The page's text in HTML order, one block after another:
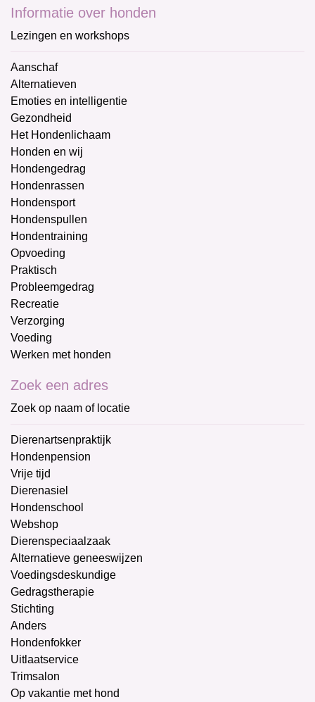
Informatie over honden
Lezingen en workshops
Aanschaf
Alternatieven
Emoties en intelligentie
Gezondheid
Het Hondenlichaam
Honden en wij
Hondengedrag
Hondenrassen
Hondensport
Hondenspullen
Hondentraining
Opvoeding
Praktisch
Probleemgedrag
Recreatie
Verzorging
Voeding
Werken met honden
Zoek een adres
Zoek op naam of locatie
Dierenartsenpraktijk
Hondenpension
Vrije tijd
Dierenasiel
Hondenschool
Webshop
Dierenspeciaalzaak
Alternatieve geneeswijzen
Voedingsdeskundige
Gedragstherapie
Stichting
Anders
Hondenfokker
Uitlaatservice
Trimsalon
Op vakantie met hond